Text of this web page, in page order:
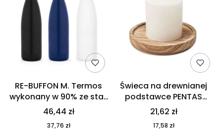
RE-BUFFON M. Termos
wykonany w 90% ze stali
nierdzewnej
pochodzącej z
recyklingu 520 ml 94294
46,44 zł
37,76 zł
Świeca na drewnianej
podstawce PENTAS
MO6282-40
21,62 zł
17,58 zł